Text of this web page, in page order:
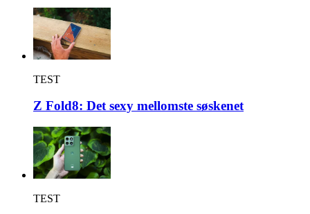
TEST
Z Fold8: Det sexy mellomste søskenet
TEST